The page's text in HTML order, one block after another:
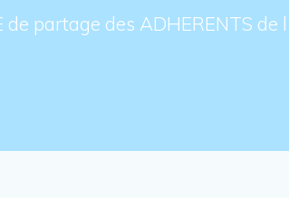
de partage des ADHERENTS